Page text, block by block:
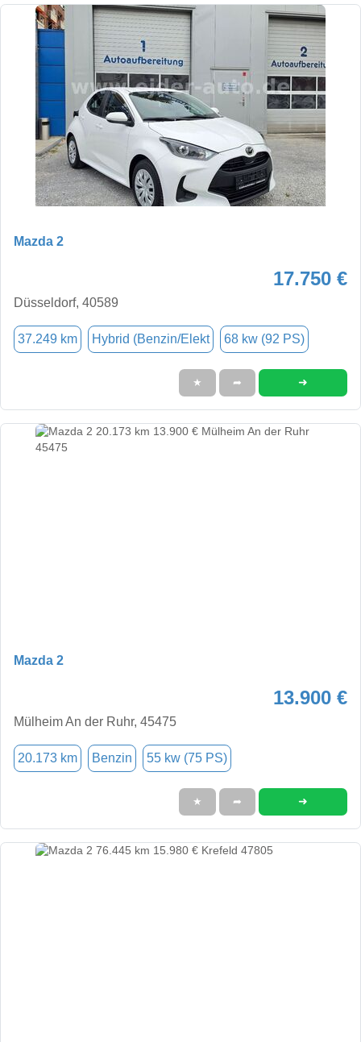
Mazda 2
17.750 €
Düsseldorf, 40589
37.249 km Hybrid (Benzin/Elekt 68 kw (92 PS)
★ ➦ ➜
Mazda 2
13.900 €
Mülheim An der Ruhr, 45475
20.173 km Benzin 55 kw (75 PS)
★ ➦ ➜